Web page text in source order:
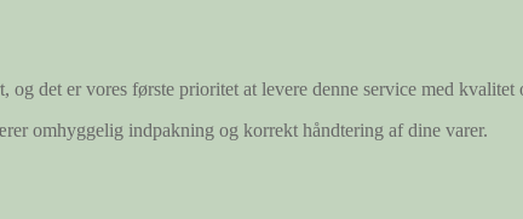
det er vores første prioritet at levere denne service med kvalitet
omhyggelig indpakning og korrekt håndtering af dine varer.